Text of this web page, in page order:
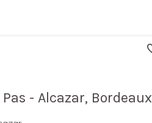
- Alcazar, Bordeaux